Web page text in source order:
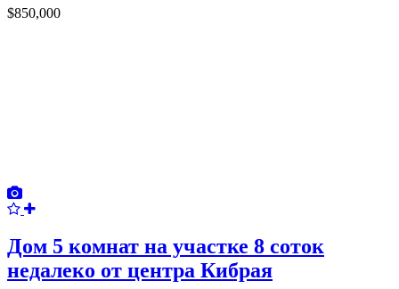
$850,000
Дом 5 комнат на участке 8 соток
недалеко от центра Кибрая